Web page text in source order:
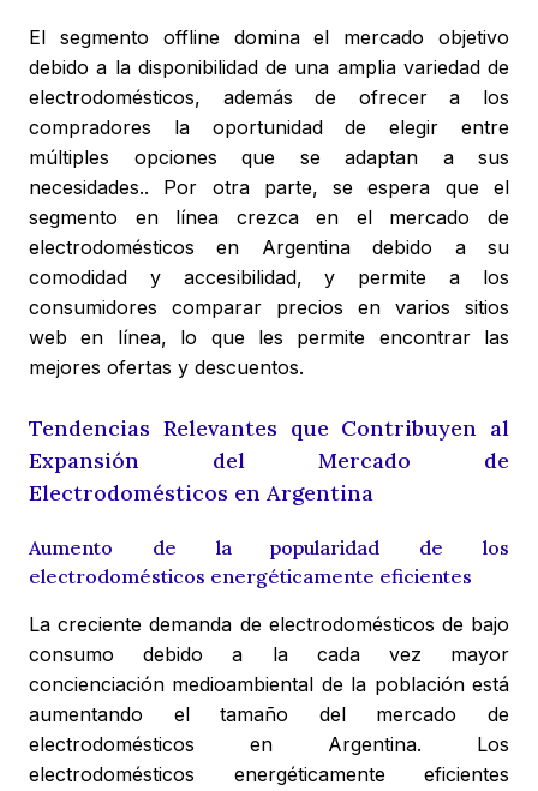
El segmento offline domina el mercado objetivo
debido a la disponibilidad de una amplia variedad de
electrodomésticos, además de ofrecer a los
compradores la oportunidad de elegir entre
múltiples opciones que se adaptan a sus
necesidades.. Por otra parte, se espera que el
segmento en línea crezca en el mercado de
electrodomésticos en Argentina debido a su
comodidad y accesibilidad, y permite a los
consumidores comparar precios en varios sitios
web en línea, lo que les permite encontrar las
mejores ofertas y descuentos.
Tendencias Relevantes que Contribuyen al
Expansión del Mercado de
Electrodomésticos en Argentina
Aumento de la popularidad de los
electrodomésticos energéticamente eficientes
La creciente demanda de electrodomésticos de bajo
consumo debido a la cada vez mayor
concienciación medioambiental de la población está
aumentando el tamaño del mercado de
electrodomésticos en Argentina. Los
electrodomésticos energéticamente eficientes